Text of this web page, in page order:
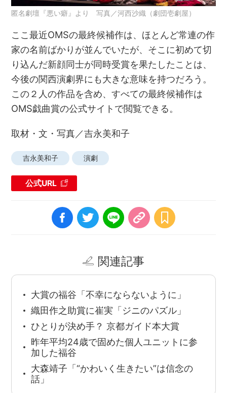
匿名劇壇『悪い癖』より 写真／河西沙織（劇団壱劇屋）
ここ最近OMSの最終候補作は、ほとんど常連の作
家の名前ばかりが並んでいたが、そこに初めて切
り込んだ新顔同士が同時受賞を果たしたことは、
今後の関西演劇界にも大きな意味を持つだろう。
この２人の作品を含め、すべての最終候補作は
OMS戯曲賞の公式サイトで閲覧できる。
取材・文・写真／吉永美和子
吉永美和子 演劇
公式URL
関連記事
大賞の福谷「不幸にならないように」
織田作之助賞に崔実「ジニのパズル」
ひとりが決め手？ 京都ガイド本大賞
昨年平均24歳で固めた個人ユニットに参
加した福谷
大森靖子「“かわいく生きたい”は信念の
話」